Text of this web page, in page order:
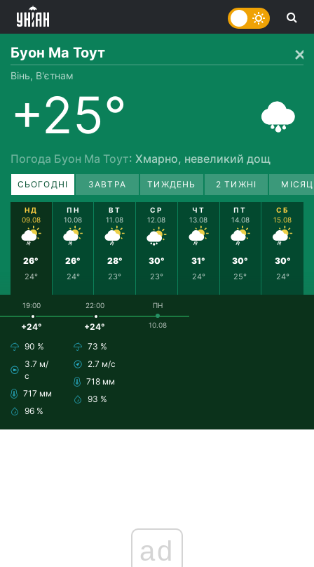
Буон Ма Тоут
Вінь, В'єтнам
+25°
Погода Буон Ма Тоут: Хмарно, невеликий дощ
СЬОГОДНІ ЗАВТРА ТИЖДЕНЬ 2 ТИЖНІ
НД
09.08
26°
24°
ПН
10.08
26°
24°
ВТ
11.08
28°
23°
СР
12.08
30°
23°
ЧТ
13.08
31°
24°
ПТ
14.08
30°
25°
СБ
15.08
30°
24°
19:00
+24°
90 %
3.7 м/
с
717 мм
96 %
22:00
+24°
73 %
2.7 м/с
718 мм
93 %
ПН
10.08
ad